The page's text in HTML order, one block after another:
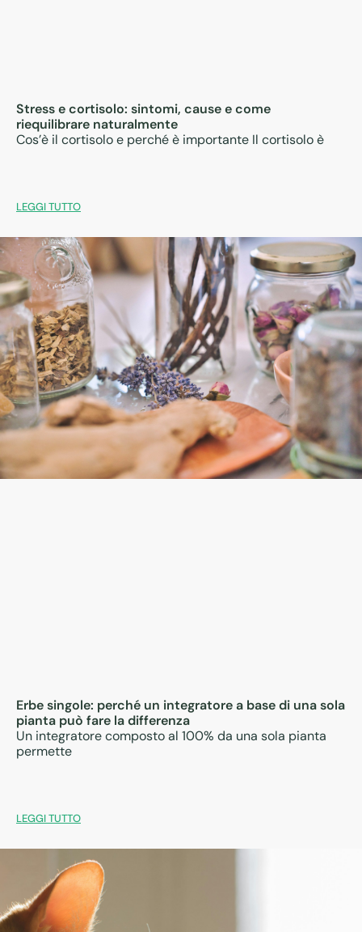
Stress e cortisolo: sintomi, cause e come
riequilibrare naturalmente
Cos’è il cortisolo e perché è importante Il cortisolo è
LEGGI TUTTO
Erbe singole: perché un integratore a base di una sola
pianta può fare la differenza
Un integratore composto al 100% da una sola pianta
permette
LEGGI TUTTO